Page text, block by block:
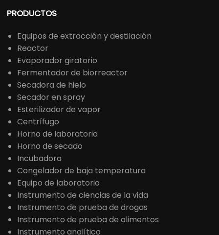
PRODUCTOS
Equipos de extracción y destilación
Reactor
Evaporador giratorio
Fermentador de biorreactor
Secadora de hielo
Secador en spray
Esterilizador de vapor
Centrífugo
Horno de laboratorio
Horno de secado
Incubadora
Congelador de baja temperatura
Equipo de laboratorio
Instrumento de ciencias de la vida
Instrumento de prueba de drogas
Instrumento de prueba de alimentos
Instrumento analítico